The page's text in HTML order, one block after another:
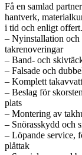
Få en samlad
hantverk,
i tid och enligt offert.
– Nyinstallation och
takrenoveringar
– Band- och
– Falsade och
– Komplett
– Beslag för
plats
– Montering av
– Snörasskydd och
– Löpande service,
plåttak